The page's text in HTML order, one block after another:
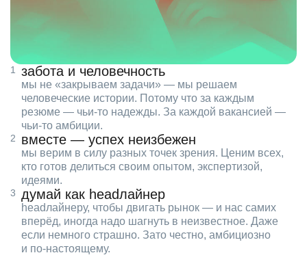
забота и человечность
мы не «закрываем задачи» — мы решаем
человеческие истории. Потому что за каждым
резюме — чьи‑то надежды. За каждой вакансией —
чьи‑то амбиции.
вместе — успех неизбежен
мы верим в силу разных точек зрения. Ценим всех,
кто готов делиться своим опытом, экспертизой,
идеями.
думай как headлайнер
headлайнеру, чтобы двигать рынок — и нас самих
вперёд, иногда надо шагнуть в неизвестное. Даже
если немного страшно. Зато честно, амбициозно
и по‑настоящему.